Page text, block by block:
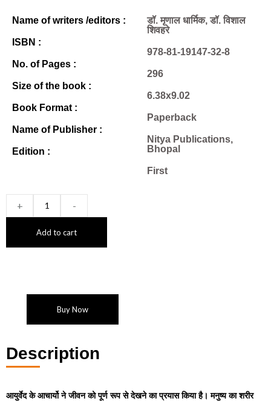
Name of writers /editors :
ISBN :
No. of Pages :
Size of the book :
Book Format :
Name of Publisher :
Edition :
डॉ. मृणाल धार्मिक, डॉ. विशाल
शिवहरे
978-81-19147-32-8
296
6.38x9.02
Paperback
Nitya Publications,
Bhopal
First
+ -
Add to cart
Buy Now
Description
आयुर्वेद के आचार्यो ने जीवन को पूर्ण रूप से देखने का प्रयास किया है। मनुष्‍य का शरीर